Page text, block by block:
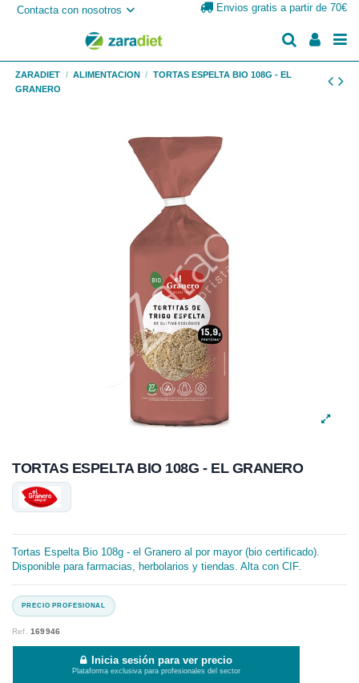
Contacta con nosotros Envios gratis a partir de 70€
ZARADIET ALIMENTACION
TORTAS ESPELTA BIO 108G - EL
GRANERO
TORTAS ESPELTA BIO 108G - EL GRANERO
Tortas Espelta Bio 108g - el Granero al por mayor (bio certificado).
Disponible para farmacias, herbolarios y tiendas. Alta con CIF.
Ref.169946
Inicia sesión para ver precio
Plataforma exclusiva para profesionales del sector